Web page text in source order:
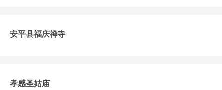
安平县福庆禅寺
孝感圣姑庙